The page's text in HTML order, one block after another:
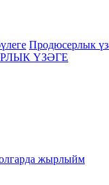
Продюсерлык
ҮЗӘГЕ
жырлыйм